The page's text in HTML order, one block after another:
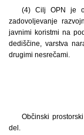
(4) Cilj OPN je
zadovoljevanje
javnimi koristmi na
dediščine, varstva
drugimi nesrečami.
Občinski
del.